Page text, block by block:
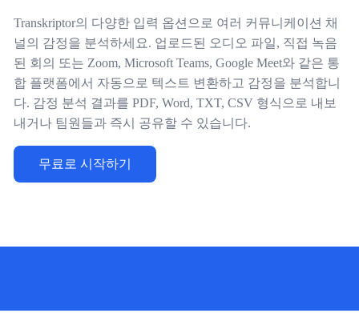
Transkriptor의 다양한 입력 옵션으로 여러 커뮤니케이션 채
널의 감정을 분석하세요. 업로드된 오디오 파일, 직접 녹음
된 회의 또는 Zoom, Microsoft Teams, Google Meet와 같은 통
합 플랫폼에서 자동으로 텍스트 변환하고 감정을 분석합니
다. 감정 분석 결과를 PDF, Word, TXT, CSV 형식으로 내보
내거나 팀원들과 즉시 공유할 수 있습니다.
무료로 시작하기